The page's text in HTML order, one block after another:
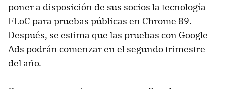
poner a disposición de sus socios la tecnología
FLoC para pruebas públicas en Chrome 89.
Después, se estima que las pruebas con Google
Ads podrán comenzar en el segundo trimestre
del año.